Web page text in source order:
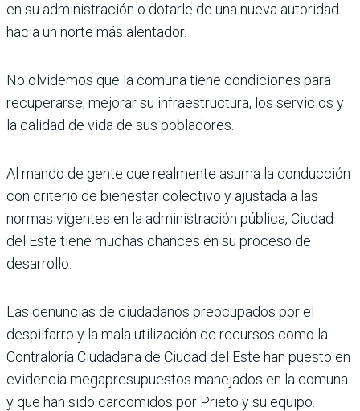
en su administración o dotarle de una nueva autoridad
hacia un norte más alentador.
No olvidemos que la comuna tiene condiciones para
recuperarse, mejorar su infraestructura, los servicios y
la calidad de vida de sus pobladores.
Al mando de gente que realmente asuma la conducción
con criterio de bienestar colectivo y ajustada a las
normas vigentes en la administración pública, Ciudad
del Este tiene muchas chances en su proceso de
desarrollo.
Las denuncias de ciudadanos preocupados por el
despilfarro y la mala utilización de recursos como la
Contraloría Ciudadana de Ciudad del Este han puesto en
evidencia megapresupuestos manejados en la comuna
y que han sido carcomidos por Prieto y su equipo.